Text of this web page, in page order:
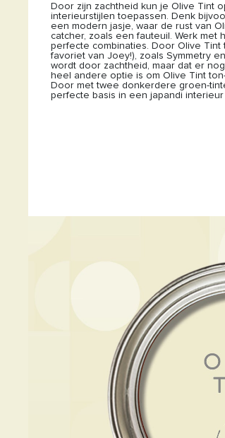
Door zijn zachtheid kun je Olive Tint
interieurstijlen toepassen. Denk
een modern jasje, waar de rust van
catcher, zoals een fauteuil. Werk met
perfecte combinaties. Door Olive
favoriet van Joey!), zoals Symmetry
wordt door zachtheid, maar dat er
heel andere optie is om Olive Tint
Door met twee donkerdere groen-
perfecte basis in een japandi